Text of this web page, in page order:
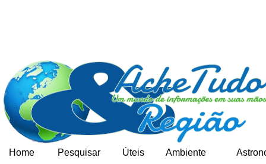
Home Pesquisar Úteis Ambiente